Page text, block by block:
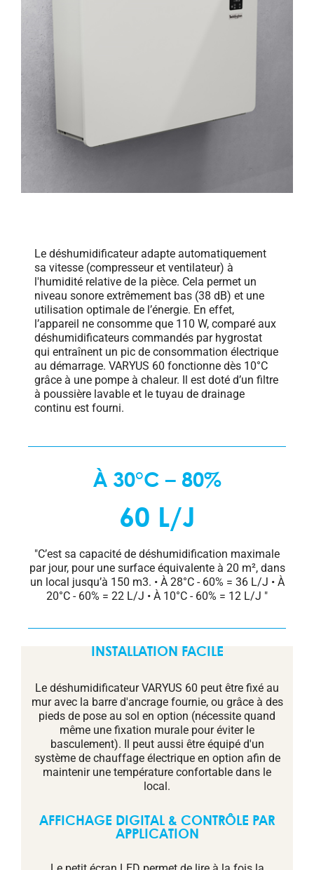
Le déshumidificateur adapte automatiquement
sa vitesse (compresseur et ventilateur) à
l'humidité relative de la pièce. Cela permet un
niveau sonore extrêmement bas (38 dB) et une
utilisation optimale de l’énergie. En effet,
l’appareil ne consomme que 110 W, comparé aux
déshumidificateurs commandés par hygrostat
qui entraînent un pic de consommation électrique
au démarrage. VARYUS 60 fonctionne dès 10°C
grâce à une pompe à chaleur. Il est doté d’un filtre
à poussière lavable et le tuyau de drainage
continu est fourni.
À 30°C – 80%
60 L/J
"C’est sa capacité de déshumidification maximale
par jour, pour une surface équivalente à 20 m², dans
un local jusqu’à 150 m3. • À 28°C - 60% = 36 L/J • À
20°C - 60% = 22 L/J • À 10°C - 60% = 12 L/J "
INSTALLATION FACILE
Le déshumidificateur VARYUS 60 peut être fixé au
mur avec la barre d'ancrage fournie, ou grâce à des
pieds de pose au sol en option (nécessite quand
même une fixation murale pour éviter le
basculement). Il peut aussi être équipé d'un
système de chauffage électrique en option afin de
maintenir une température confortable dans le
local.
AFFICHAGE DIGITAL & CONTRÔLE PAR
APPLICATION